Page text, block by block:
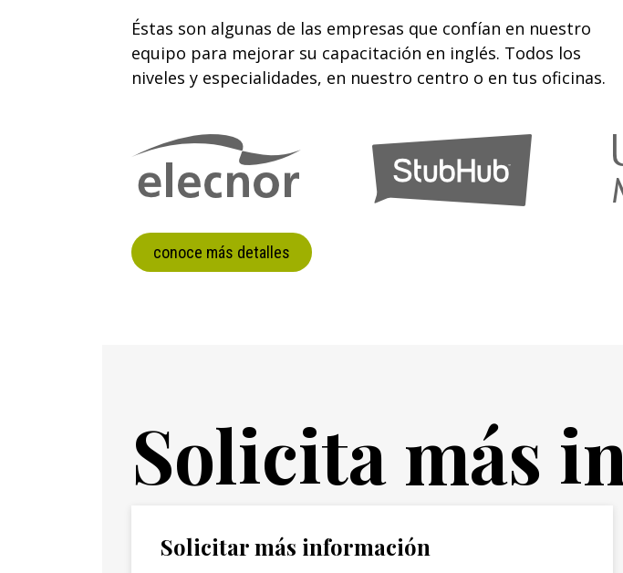
Éstas son algunas de las empresas que confían en nuestro
equipo para mejorar su capacitación en inglés. Todos los
niveles y especialidades, en nuestro centro o en tus oficinas.
conoce más detalles
Solicita más
Solicitar más información